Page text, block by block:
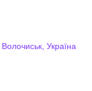
Україна